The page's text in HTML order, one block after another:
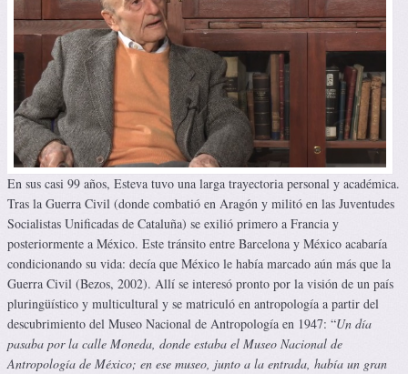
En sus casi 99 años, Esteva tuvo una larga trayectoria personal y académica.
Tras la Guerra Civil (donde combatió en Aragón y militó en las Juventudes
Socialistas Unificadas de Cataluña) se exilió primero a Francia y
posteriormente a México. Este tránsito entre Barcelona y México acabaría
condicionando su vida: decía que México le había marcado aún más que la
Guerra Civil (Bezos, 2002). Allí se interesó pronto por la visión de un país
pluringüístico y multicultural y se matriculó en antropología a partir del
descubrimiento del Museo Nacional de Antropología en 1947: “Un día
pasaba por la calle Moneda, donde estaba el Museo Nacional de
Antropología de México; en ese museo, junto a la entrada, había un gran